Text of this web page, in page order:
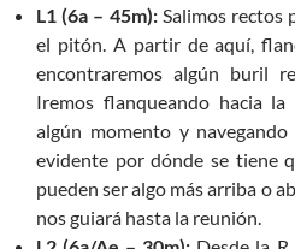
L1 (6a – 45m): Salimos rectos
el pitón. A partir de aquí,
encontraremos algún buril
Iremos flanqueando hacia la
algún momento y
evidente por dónde se tiene
pueden ser algo más arriba o
nos guiará hasta la reunión.